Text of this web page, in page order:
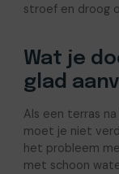
stroef en droog
Wat je
glad
Als een terras
moet je niet
het probleem
met schoon